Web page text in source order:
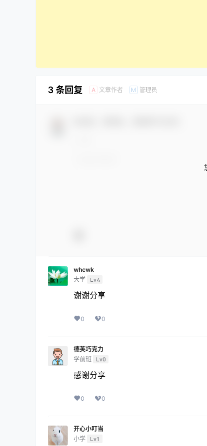
3 条回复 A 文章作者 M 管理员
whcwk
大学 Lv4
谢谢分享
0 0
德芙巧克力
学前班 Lv0
感谢分享
0 0
开心小叮当
小学 Lv1